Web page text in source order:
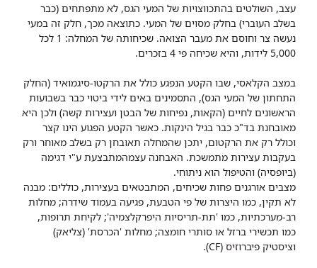
עצב, השולטים בהתכווצויות של המעי הגס, לא מתפתחים (כבר
בשלב העוברי) בחלק מסוים של המעי. כתוצאה מכך, חלק זה במעי
נעשה צר וחוסם את מעבר הצואה. שכיחותה של המחלה: 1 לכל
5,000 לידות, והיא שכיחה פי 4 בזכרים.
במצב הקלאסי, שבו הקטע הנפגע כולל את הרקטו-סיגמואיד (החלק
התחתון של המעי הגס), התסמינים באים לידי ביטוי כבר בשבועות
הראשונים לחיים (הקאות, נפיחות של הבטן ועצירות קשה) ולכן היא
מאובחנת בד"כ כבר בגיל הינקות. כאשר הקטע הפגוע הינו קצר
וכולל רק את הרקטום, יתכן שהמחלה תאובחן רק בשלב מאוחר ורק
בעקבות עצירות מתמשכת. האבחנה עצמהמתבצעת ע"י דגימה
(ביופסיה) והטיפול הוא ניתוחי.
מצבים אורגנים פחות שכיחים, המתבטאים בעצירות, כוללים: מבנה
לא תקין, כמו היצרות של פי הטבעת, פגיעה בעמוד שידרה; מחלות
רב-מערכתיות, כמו 'תת-תריסיות היפרקלצמיה'; לקיחת תרופות,
כמו תכשירי ברזל או סותרי חומצה; מחלות 'הכרסת' (צליאק)
וציסטיק פיברוזיס (CF
).